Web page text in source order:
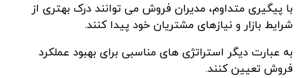
با پیگیری متداوم، مدیران فروش می توانند درک بهتری از
شرایط بازار و نیازهای مشتریان خود پیدا کنند.
به عبارت دیگر استراتژی های مناسبی برای بهبود عملکرد
فروش تعیین کنند.